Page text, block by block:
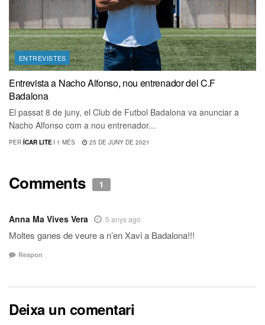
ENTREVISTES
Entrevista a Nacho Alfonso, nou entrenador del C.F
Badalona
El passat 8 de juny, el Club de Futbol Badalona va anunciar a
Nacho Alfonso com a nou entrenador...
PER ÍCAR LITE I 1 MÉS 25 DE JUNY DE 2021
Comments 1
Anna Ma Vives Vera 5 anys ago
Moltes ganes de veure a n’en Xavi a Badalona!!!
Respon
Deixa un comentari